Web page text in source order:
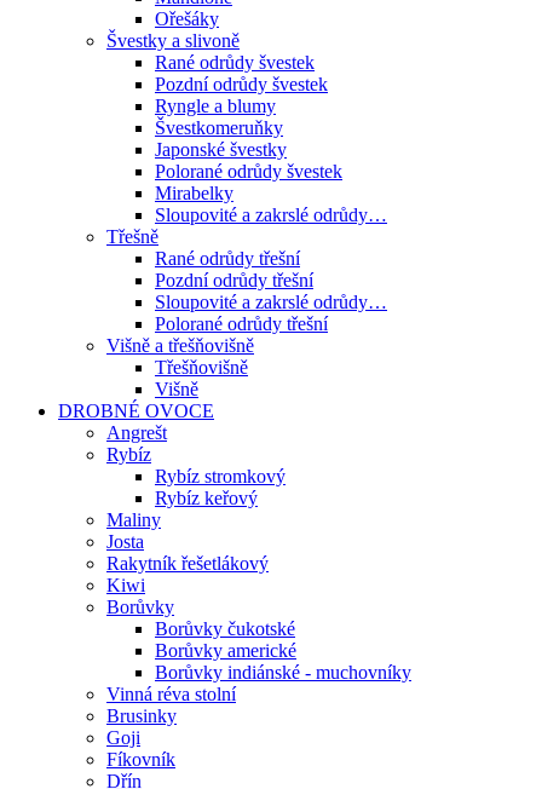
Ořešáky
Švestky a slivoně
Rané odrůdy švestek
Pozdní odrůdy švestek
Ryngle a blumy
Švestkomeruňky
Japonské švestky
Polorané odrůdy švestek
Mirabelky
Sloupovité a zakrslé odrůdy…
Třešně
Rané odrůdy třešní
Pozdní odrůdy třešní
Sloupovité a zakrslé odrůdy…
Polorané odrůdy třešní
Višně a třešňovišně
Třešňovišně
Višně
DROBNÉ OVOCE
Angrešt
Rybíz
Rybíz stromkový
Rybíz keřový
Maliny
Josta
Rakytník řešetlákový
Kiwi
Borůvky
Borůvky čukotské
Borůvky americké
Borůvky indiánské - muchovníky
Vinná réva stolní
Brusinky
Goji
Fíkovník
Dřín